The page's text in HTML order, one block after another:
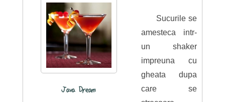
Java Dream
Sucurile se
amesteca intr-
un shaker
impreuna cu
gheata dupa
care se